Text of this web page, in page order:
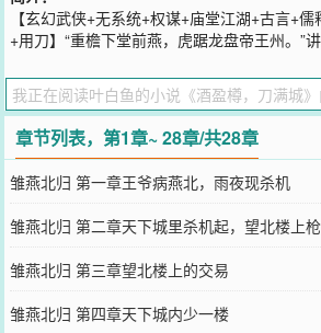
【玄幻武侠+无系统+权谋+庙堂江湖+古言+
+用刀】“重檐下堂前燕，虎踞龙盘帝王州。”
中，一路逆流而上，从一只小小的堂前燕，
的燕北王。“狗皇帝听好了！本世子今天就告
慨悲歌之士！”
您要是觉得《 酒盈樽，刀满城》还不错的话
博微信里的朋友推荐哦！
章节列表，第1章~ 28章/共28章
雏燕北归 第一章王爷病燕北，雨夜现杀机
雏燕北归 第二章天下城里杀机起，望北楼上
雏燕北归 第三章望北楼上的交易
雏燕北归 第四章天下城内少一楼